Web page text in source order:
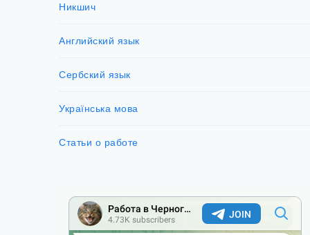
Никшич
Английский язык
Сербский язык
Українська мова
Статьи о работе